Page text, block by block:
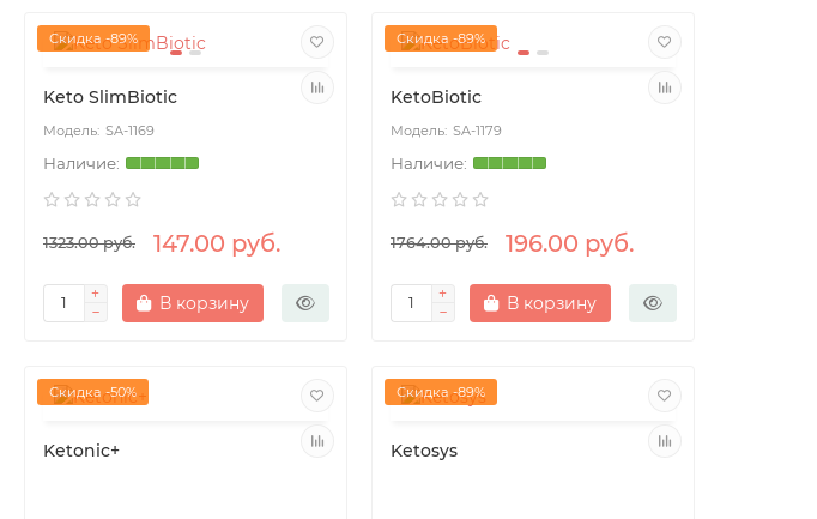
Скидка -89%
Keto SlimBiotic
SA-1169
1323.00 руб. 147.00 руб.
В корзину
Скидка -89%
KetoBiotic
SA-1179
1764.00 руб. 196.00 руб.
В корзину
Скидка -50%
Ketonic+
Скидка -89%
Ketosys